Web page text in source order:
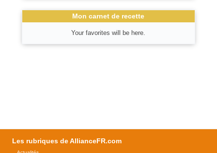
Mon carnet de recette
Your favorites will be here.
Les rubriques de AllianceFR.com